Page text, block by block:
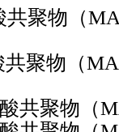
共聚物（
聚物（
物（